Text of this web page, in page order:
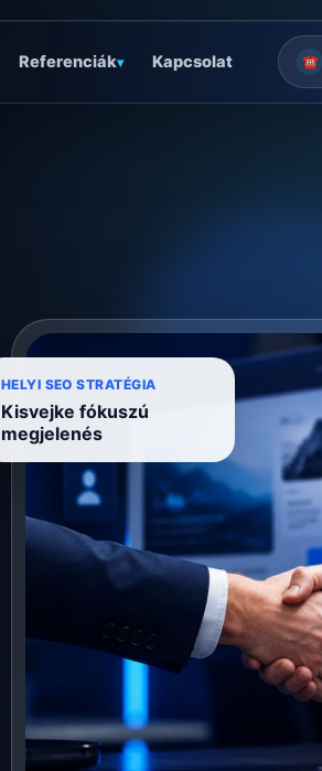
Referenciák▾ Kapcsolat ☎
HELYI SEO STRATÉGIA
Kisvejke fókuszú
megjelenés